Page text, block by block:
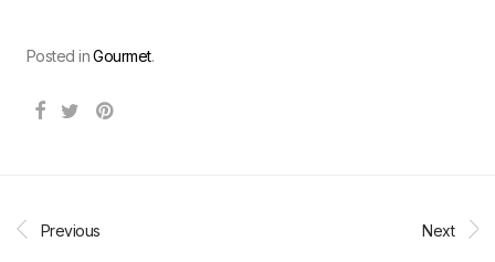
Posted inGourmet.
Previous Next